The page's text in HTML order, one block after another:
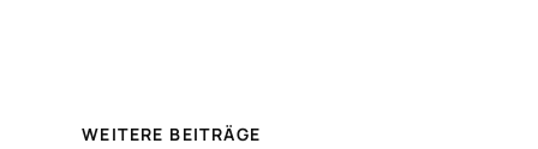
WEITERE BEITRÄGE